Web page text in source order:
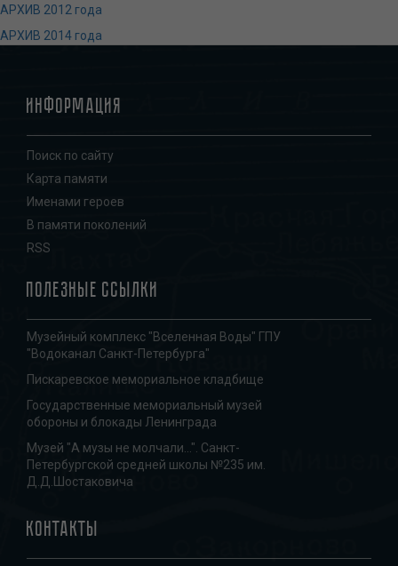
АРХИВ 2012 года
АРХИВ 2014 года
Информация
Поиск по сайту
Карта памяти
Именами героев
В памяти поколений
RSS
Полезные ссылки
Музейный комплекс "Вселенная Воды" ГПУ
"Водоканал Санкт-Петербурга"
Пискаревское мемориальное кладбище
Государственные мемориальный музей
обороны и блокады Ленинграда
Музей "А музы не молчали...". Санкт-
Петербургской средней школы №235 им.
Д.Д.Шостаковича
Контакты